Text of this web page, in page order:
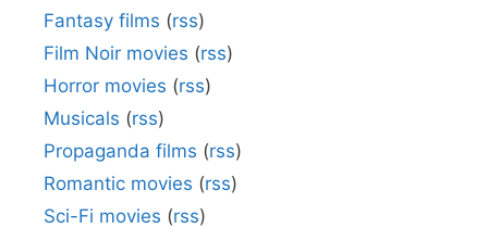
Fantasy films (rss)
Film Noir movies (rss)
Horror movies (rss)
Musicals (rss)
Propaganda films (rss)
Romantic movies (rss)
Sci-Fi movies (rss)